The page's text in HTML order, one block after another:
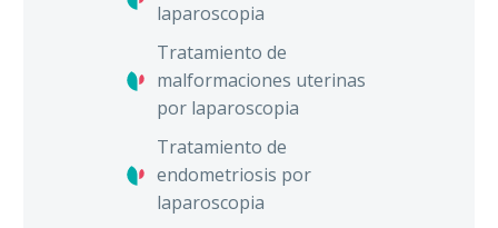
laparoscopia
Tratamiento de
malformaciones uterinas
por laparoscopia
Tratamiento de
endometriosis por
laparoscopia